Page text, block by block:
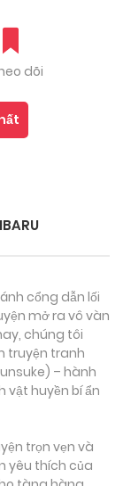
dõi
cổng dẫn lối
mở ra vô vàn
chúng tôi
truyện tranh
– hành
vật huyền bí ẩn
trọn vẹn và
yêu thích của